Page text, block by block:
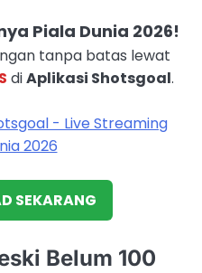
Piala Dunia 2026!
tanpa batas lewat
diAplikasi Shotsgoal.
SEKARANG
Belum 100